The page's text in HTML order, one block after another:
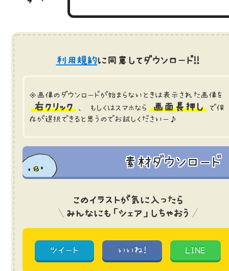
利用規約に同意してダウンロード!!
※画像のダウンロードが始まらないときは表示された画像を
右クリック 、 もしくはスマホなら 画面長押し
で保
存が選択できると思うのでお試しくださいー♪
素材ダウンロード
このイラストが気に入ったら
みんなにも「シェア」しちゃおう
ツイート いいね! LINE